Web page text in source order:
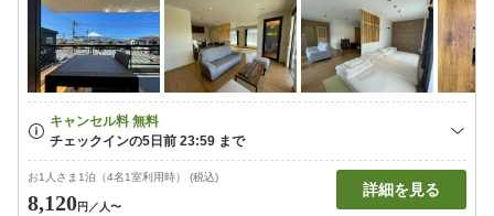
お1人さま1泊（4名1室利用時） (税込)
8,120円 ／人〜
詳細を見る